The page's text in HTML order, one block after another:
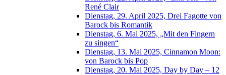
René Clair
Dienstag, 29. April 2025, Drei Fagotte von
Barock bis Romantik
Dienstag, 6. Mai 2025, „Mit den Fingern
zu singen“
Dienstag, 13. Mai 2025, Cinnamon Moon:
von Barock bis Pop
Dienstag, 20. Mai 2025, Day by Day – 12